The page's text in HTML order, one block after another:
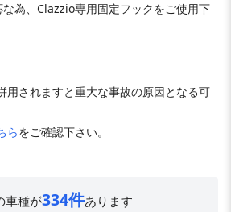
為、Clazzio専用固定フックをご使用下
用されますと重大な事故の原因となる可
らをご確認下さい。
車種が334件あります